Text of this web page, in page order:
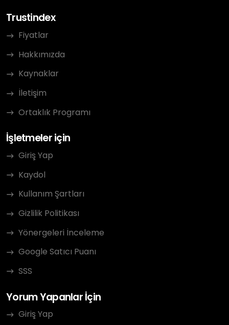
Trustindex
Fiyatlar
Hakkımızda
Kaynaklar
İletişim
Ortaklık Programı
İşletmeler için
Giriş Yap
Kaydol
Kullanım Şartları
Gizlilik Politikası
Yönergeleri İnceleme
Google Satıcı Puanı
SSS
Yorum Yapanlar İçin
Giriş Yap